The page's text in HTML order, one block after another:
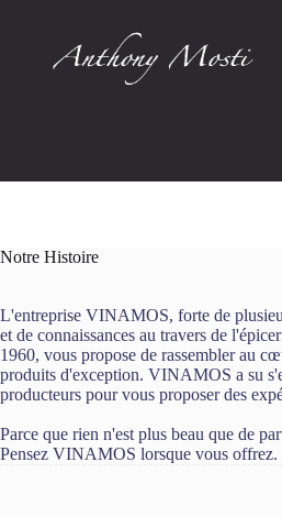
Notre Histoire
L'entreprise VINAMOS, forte de
et de connaissances au travers de
1960, vous propose de rassembler au
produits d'exception. VINAMOS a su
producteurs pour vous proposer des
Parce que rien n'est plus beau que de
Pensez VINAMOS lorsque vous offrez.